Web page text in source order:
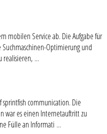
mobilen Service ab. Die Aufgabe für
Optimierung und
realisieren, ...
sprintfish communication. Die
war es einen Internetauftritt zu
Fülle an Informati ...